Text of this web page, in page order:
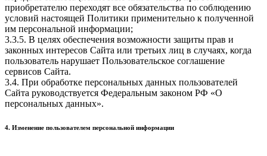
приобретателю переходят все обязательства по соблюдению
условий настоящей Политики применительно к полученной
им персональной информации;
3.3.5. В целях обеспечения возможности защиты прав и
законных интересов Сайта или третьих лиц в случаях, когда
пользователь нарушает Пользовательское соглашение
сервисов Сайта.
3.4. При обработке персональных данных пользователей
Сайта руководствуется Федеральным законом РФ «О
персональных данных».
4. Изменение пользователем персональной информации